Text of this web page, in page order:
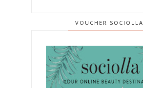
VOUCHER SOCIOLLA